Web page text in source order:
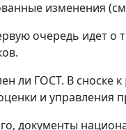
изменения
очередь идет о
ли ГОСТ. В сноске к
и управления
документы